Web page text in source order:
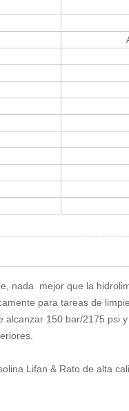
nada mejor que la
para tareas de
150 bar/2175 psi
Lifan & Rato de alta